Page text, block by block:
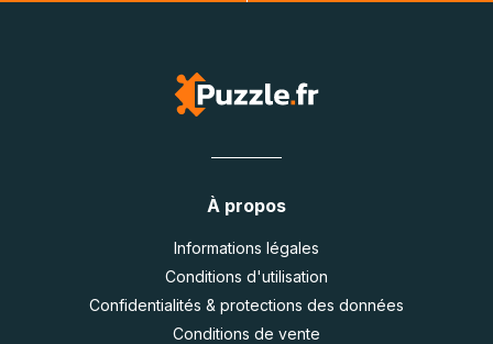
À propos
Informations légales
Conditions d'utilisation
Confidentialités & protections des données
Conditions de vente